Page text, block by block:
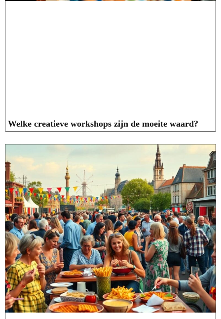
Welke creatieve workshops zijn de moeite waard?